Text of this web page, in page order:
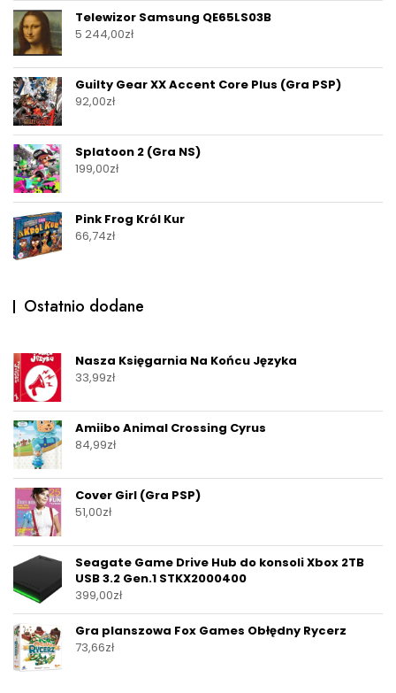
Telewizor Samsung QE65LS03B
5 244,00zł
Guilty Gear XX Accent Core Plus (Gra PSP)
92,00zł
Splatoon 2 (Gra NS)
199,00zł
Pink Frog Król Kur
66,74zł
Ostatnio dodane
Nasza Księgarnia Na Końcu Języka
33,99zł
Amiibo Animal Crossing Cyrus
84,99zł
Cover Girl (Gra PSP)
51,00zł
Seagate Game Drive Hub do konsoli Xbox 2TB
USB 3.2 Gen.1 STKX2000400
399,00zł
Gra planszowa Fox Games Obłędny Rycerz
73,66zł